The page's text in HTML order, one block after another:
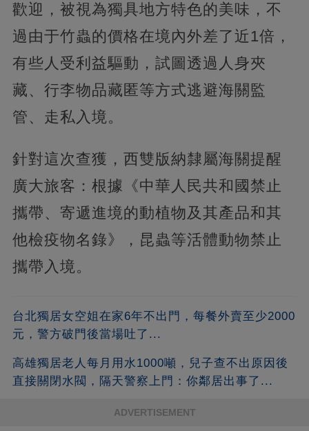
歡迎，被視為獨具地方特色的美味，不
過由于竹蟲的價格在境內外差了近1倍，
有些人受利益驅動，試圖透過人身夾
藏、行李物品藏匿等方式逃避海關監
管、走私入境。
針對這次查獲，西雙版納隸屬海關提醒
廣大旅客：根據《中華人民共和國禁止
攜帶、寄遞進境的動植物及其產品和其
他檢疫物名錄》，昆蟲等活體動物禁止
攜帶入境。
台北獨居女空姐在家6年不出門，每餐外賣至少2000
元，警方破門後當場吐了...
高雄獨居老人每月用水1000噸，兒子查不出原因後
直接關閉水閥，隔天警察上門：你鄰居出事了...
ADVERTISEMENT